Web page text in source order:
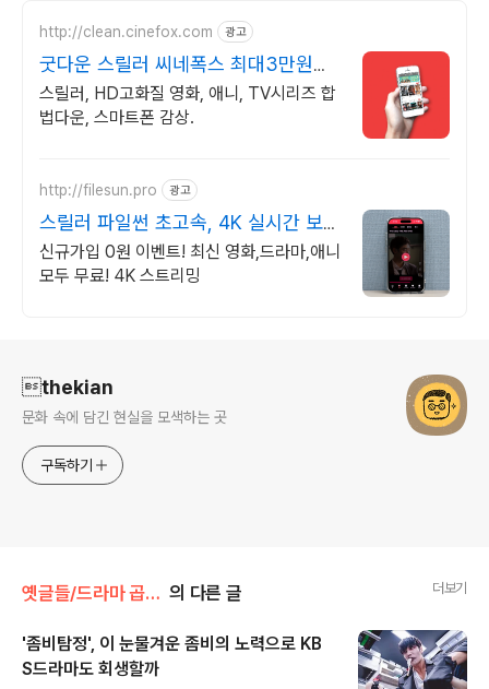
http://clean.cinefox.com 광고
굿다운 스릴러 씨네폭스 최대3만원
+10%추가적립
스릴러, HD고화질 영화, 애니, TV시리즈 합
법다운, 스마트폰 감상.
http://filesun.pro 광고
스릴러 파일썬 초고속, 4K 실시간 보
기!
신규가입 0원 이벤트! 최신 영화,드라마,애니
모두 무료! 4K 스트리밍
thekian
문화 속에 담긴 현실을 모색하는 곳
구독하기
옛글들/드라마 곱씹기 의 다른 글 더보기
'좀비탐정', 이 눈물겨운 좀비의 노력으로 KB
S드라마도 회생할까